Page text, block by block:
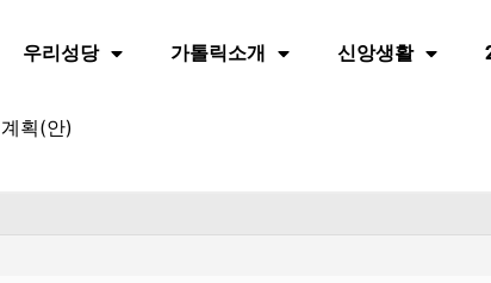
우리성당 가톨릭소개 신앙생활
획(안)